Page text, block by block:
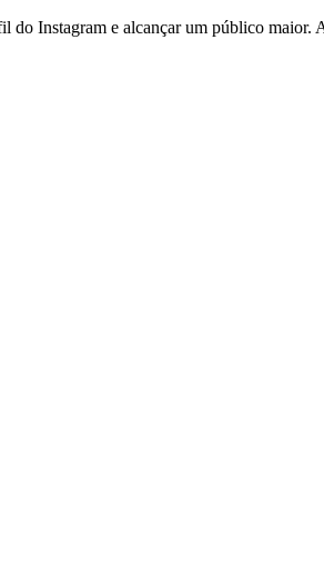
do Instagram e alcançar um público maior.